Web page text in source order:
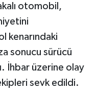
otomobil,
kenarındaki
sonucu sürücü
İhbar üzerine olay
sevk edildi.